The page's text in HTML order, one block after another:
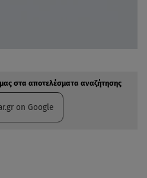
στα αποτελέσματα αναζήτησης
on Google